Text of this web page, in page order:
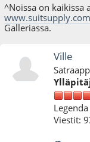
^Noissa on kaikissa
www.suitsupply.com
Galleriassa.
Ville
Legenda
Viestit: